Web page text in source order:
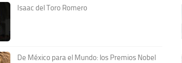
Isaac del Toro Romero
De México para el Mundo: los Premios Nobel